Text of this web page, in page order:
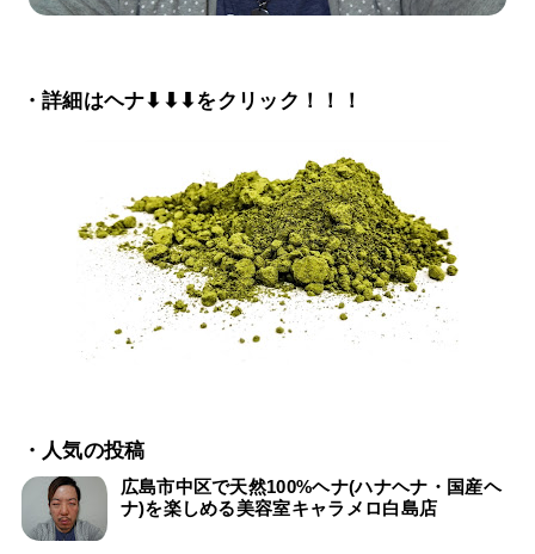
・詳細はヘナ⬇⬇⬇をクリック！！！
・人気の投稿
広島市中区で天然100%ヘナ(ハナヘナ・国産ヘ
ナ)を楽しめる美容室キャラメロ白島店